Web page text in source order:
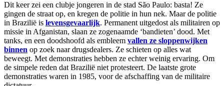
Dit keer zei een clubje jongeren in de stad São Paulo: basta! Ze
gingen de straat op, en kregen de politie in hun nek. Maar de politie
in Brazilië is levensgevaarlijk. Permanent uitgedost als militairen op
missie in Afganistan, slaan ze zogenaamde ‘bandieten’ dood. Met
tanks, en een doodshoofd als embleem vallen ze sloppenwijken
binnen op zoek naar drugsdealers. Ze schieten op alles wat
beweegt. Met demonstraties hebben ze echter weinig ervaring. Om
de simpele reden dat Brazilië niet protesteert. De laatste grote
demonstraties waren in 1985, voor de afschaffing van de militaire